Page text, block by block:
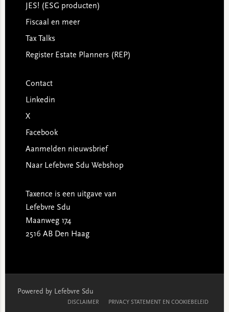
JES! (ESG producten)
Fiscaal en meer
Tax Talks
Register Estate Planners (REP)
Contact
Linkedin
X
Facebook
Aanmelden nieuwsbrief
Naar Lefebvre Sdu Webshop
Taxence is een uitgave van
Lefebvre Sdu
Maanweg 174
2516 AB Den Haag
Powered by Lefebvre Sdu
DISCLAIMER PRIVACY STATEMENT EN COOKIEBELEID